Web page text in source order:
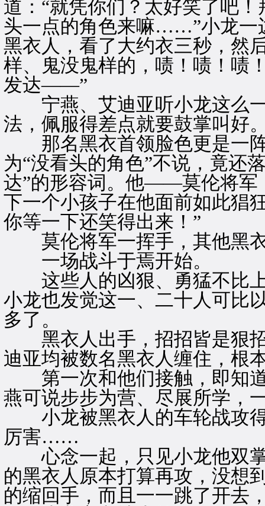
道：“就凭你们？太好笑了吧
头一点的角色来嘛……”小龙一
黑衣人，看了大约衣三秒，然
样、鬼没鬼样的，啧！啧！啧
发达——”
宁燕、艾迪亚听小龙这么一
法，佩服得差点就要鼓掌叫好
那名黑衣首领脸色更是一阵
为“没看头的角色”不说，竟还
达”的形容词。他——莫伦将军
下一个小孩子在他面前如此猖
你等一下还笑得出来！”
莫伦将军一挥手，其他黑
一场战斗于焉开始。
这些人的凶狠、勇猛不比上
小龙也发觉这一、二十人可比
多了。
黑衣人出手，招招皆是狠招
迪亚均被数名黑衣人缠住，根
第一次和他们接触，即知道
燕可说步步为营、尽展所学，
小龙被黑衣人的车轮战攻得
厉害……
心念一起，只见小龙他双掌
的黑衣人原本打算再攻，没想
的缩回手，而且一一跳了开去